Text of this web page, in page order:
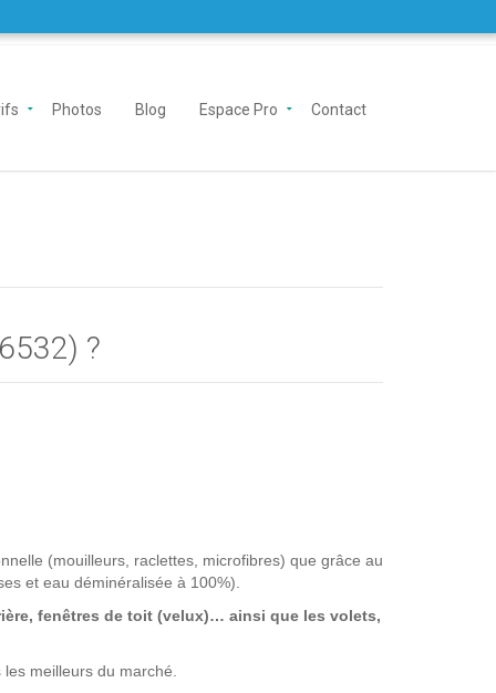
Photos Blog Espace Pro Contact
?
(mouilleurs, raclettes, microfibres) que grâce au
et eau déminéralisée à 100%).
fenêtres de toit (velux)… ainsi que les volets,
meilleurs du marché.